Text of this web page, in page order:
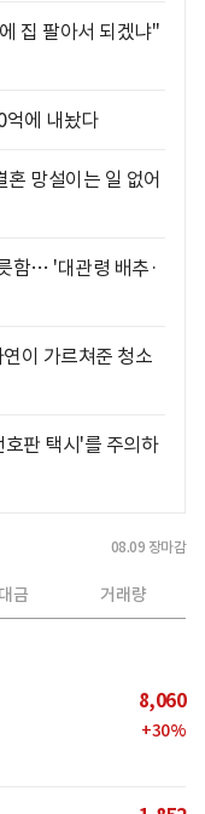
집 팔아서 되겠냐"
억에 내놨다
망설이는 일 없어
함… '대관령 배추·
이 가르쳐준 청소
판 택시'를 주의하
08.09 장마감
금 거래량
8,060
+30%